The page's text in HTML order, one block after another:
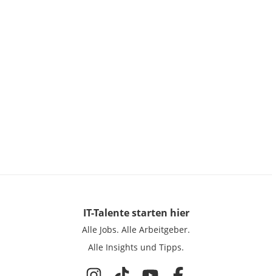
IT-Talentestarten hier
Alle Jobs. Alle Arbeitgeber.
Alle Insights und Tipps.